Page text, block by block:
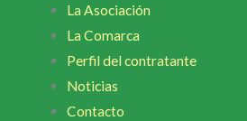
La Asociación
La Comarca
Perfil del contratante
Noticias
Contacto